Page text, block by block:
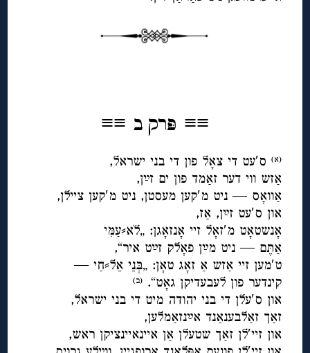
≡≡ פּרק ב ≡≡
(א) ס′עט די צאָל פון די בני ישראל,
אַזש ווי דער זאַמד פון ים זײַן,
אַוואָס — ניט מ′קען מעסטן, ניט מ′קען ציילן,
און ס′עט זײַן, אַז,
אָנשטאָט מ′זאָל זיי אָנזאָגן: „לׁא⸗עַמִּי
אַתֶּם — ניט מײַן פאָלק זײַט איר“,
ט′מען זיי אַזש אַ זאָג טאָן: „בְּנֵי אֵל⸗חַי —
קינדער פון לעבעדיקן גאָט“.(ב)
און ס′עלן די בני יהודה מיט די בני ישראל,
זאַך זאַלבענאַנד אײַנזאַמלען,
און זיי′לן זאַך שטעלן אַן איינאיינציקן ראש,